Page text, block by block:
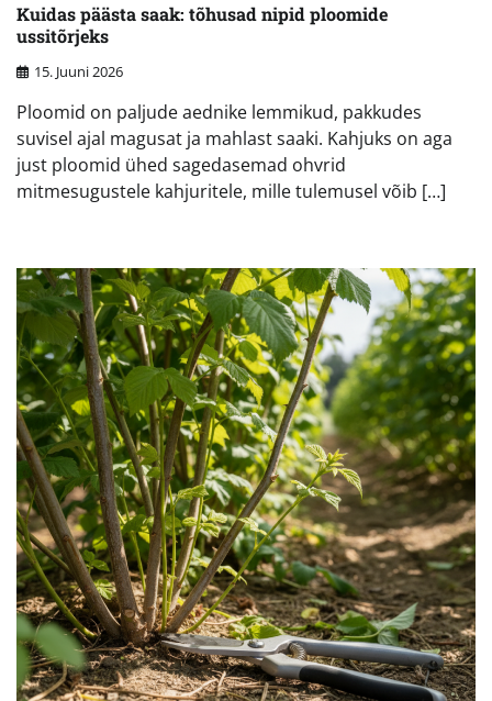
Kuidas päästa saak: tõhusad nipid ploomide
ussitõrjeks
15. Juuni 2026
Ploomid on paljude aednike lemmikud, pakkudes
suvisel ajal magusat ja mahlast saaki. Kahjuks on aga
just ploomid ühed sagedasemad ohvrid
mitmesugustele kahjuritele, mille tulemusel võib […]